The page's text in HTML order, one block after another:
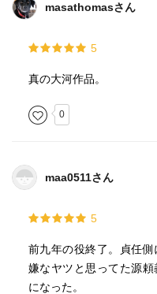
ｐ244 戦馴れ
と経清は読んだ。若さ
我慢できず無謀な戦闘
り…。頼義は経験から陸
ぎつけた。戦のチャン
経清は戦慄した。
貞任は母の瑞乃、妻の
とになった。女の情念
われた。
masathomasさん
5
真の大河作品。
0
maa0511さん
5
前九年の役終了。貞任
嫌なヤツと思ってた源
になった。